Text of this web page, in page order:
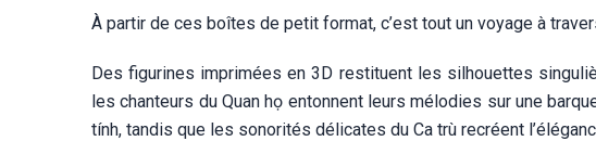
À partir de ces boîtes de petit format, c’est tout un voyage à
Des figurines imprimées en 3D restituent les silhouettes
les chanteurs du Quan họ entonnent leurs mélodies sur une
tính, tandis que les sonorités délicates du Ca trù recréent